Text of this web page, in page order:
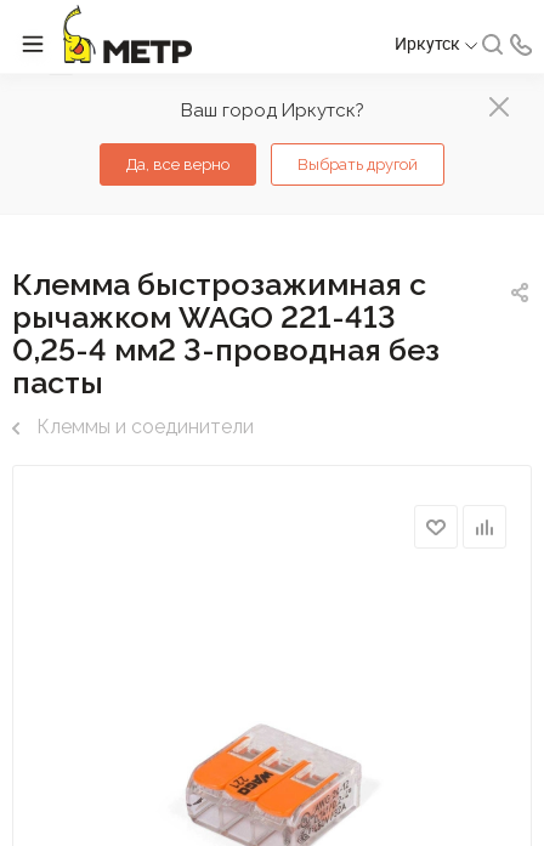
Ваш город Иркутск?
Да, все верно Выбрать другой
Иркутск
Клемма быстрозажимная с
рычажком WAGO 221-413
0,25-4 мм2 3-проводная без
пасты
Клеммы и соединители